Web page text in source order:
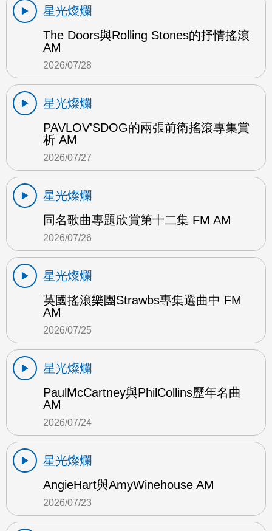
星光燦爛
The Doors與Rolling Stones的抒情搖滾
AM
2026/07/28
星光燦爛
PAVLOV'SDOG的兩張前衛搖滾專集賞
析 AM
2026/07/27
星光燦爛
同名歌曲專題欣賞第十二集 FM AM
2026/07/26
星光燦爛
英國搖滾樂團Strawbs專集選曲中 FM
AM
2026/07/25
星光燦爛
PaulMcCartney與PhilCollins歷年名曲
AM
2026/07/24
星光燦爛
AngieHart與AmyWinehouse AM
2026/07/23